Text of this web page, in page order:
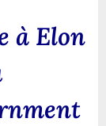
à Elon